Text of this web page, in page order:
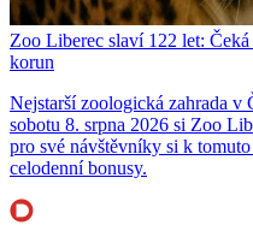
Zoo Liberec slaví 122 let:
korun
Nejstarší zoologická zahrada
sobotu 8. srpna 2026 si Zoo
pro své návštěvníky si k
celodenní bonusy.